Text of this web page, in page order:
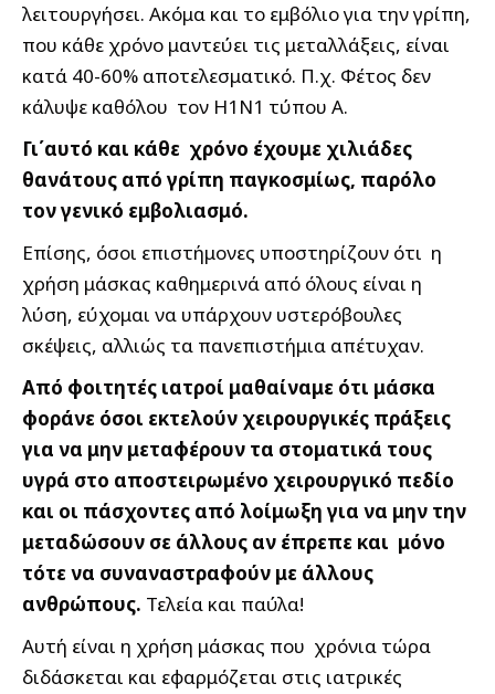
λειτουργήσει. Ακόμα και το εμβόλιο για την γρίπη,
που κάθε χρόνο μαντεύει τις μεταλλάξεις, είναι
κατά 40-60% αποτελεσματικό. Π.χ. Φέτος δεν
κάλυψε καθόλου τον Η1Ν1 τύπου A.
Γι΄αυτό και κάθε χρόνο έχουμε χιλιάδες
θανάτους από γρίπη παγκοσμίως, παρόλο
τον γενικό εμβολιασμό.
Επίσης, όσοι επιστήμονες υποστηρίζουν ότι η
χρήση μάσκας καθημερινά από όλους είναι η
λύση, εύχομαι να υπάρχουν υστερόβουλες
σκέψεις, αλλιώς τα πανεπιστήμια απέτυχαν.
Από φοιτητές ιατροί μαθαίναμε ότι μάσκα
φοράνε όσοι εκτελούν χειρουργικές πράξεις
για να μην μεταφέρουν τα στοματικά τους
υγρά στο αποστειρωμένο χειρουργικό πεδίο
και οι πάσχοντες από λοίμωξη για να μην την
μεταδώσουν σε άλλους αν έπρεπε και μόνο
τότε να συναναστραφούν με άλλους
ανθρώπους. Τελεία και παύλα!
Αυτή είναι η χρήση μάσκας που χρόνια τώρα
διδάσκεται και εφαρμόζεται στις ιατρικές